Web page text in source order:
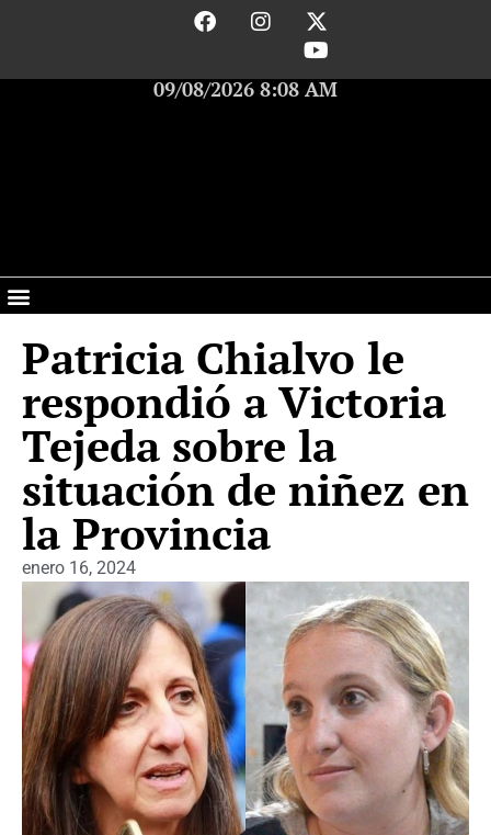
09/08/2026 8:08 AM
Patricia Chialvo le
respondió a Victoria
Tejeda sobre la
situación de niñez en
la Provincia
enero 16, 2024